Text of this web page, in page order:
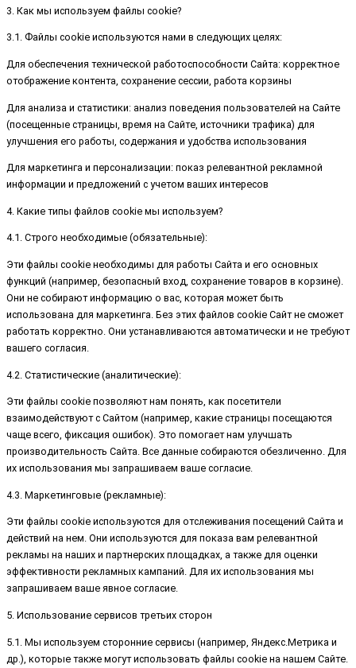
3. Как мы используем файлы cookie?
3.1. Файлы cookie используются нами в следующих целях:
Для обеспечения технической работоспособности Сайта: корректное
отображение контента, сохранение сессии, работа корзины
Для анализа и статистики: анализ поведения пользователей на Сайте
(посещенные страницы, время на Сайте, источники трафика) для
улучшения его работы, содержания и удобства использования
Для маркетинга и персонализации: показ релевантной рекламной
информации и предложений с учетом ваших интересов
4. Какие типы файлов cookie мы используем?
4.1. Строго необходимые (обязательные):
Эти файлы cookie необходимы для работы Сайта и его основных
функций (например, безопасный вход, сохранение товаров в корзине).
Они не собирают информацию о вас, которая может быть
использована для маркетинга. Без этих файлов cookie Сайт не сможет
работать корректно. Они устанавливаются автоматически и не требуют
вашего согласия.
4.2. Статистические (аналитические):
Эти файлы cookie позволяют нам понять, как посетители
взаимодействуют с Сайтом (например, какие страницы посещаются
чаще всего, фиксация ошибок). Это помогает нам улучшать
производительность Сайта. Все данные собираются обезличенно. Для
их использования мы запрашиваем ваше согласие.
4.3. Маркетинговые (рекламные):
Эти файлы cookie используются для отслеживания посещений Сайта и
действий на нем. Они используются для показа вам релевантной
рекламы на наших и партнерских площадках, а также для оценки
эффективности рекламных кампаний. Для их использования мы
запрашиваем ваше явное согласие.
5. Использование сервисов третьих сторон
5.1. Мы используем сторонние сервисы (например, Яндекс.Метрика и
др.), которые также могут использовать файлы cookie на нашем Сайте.